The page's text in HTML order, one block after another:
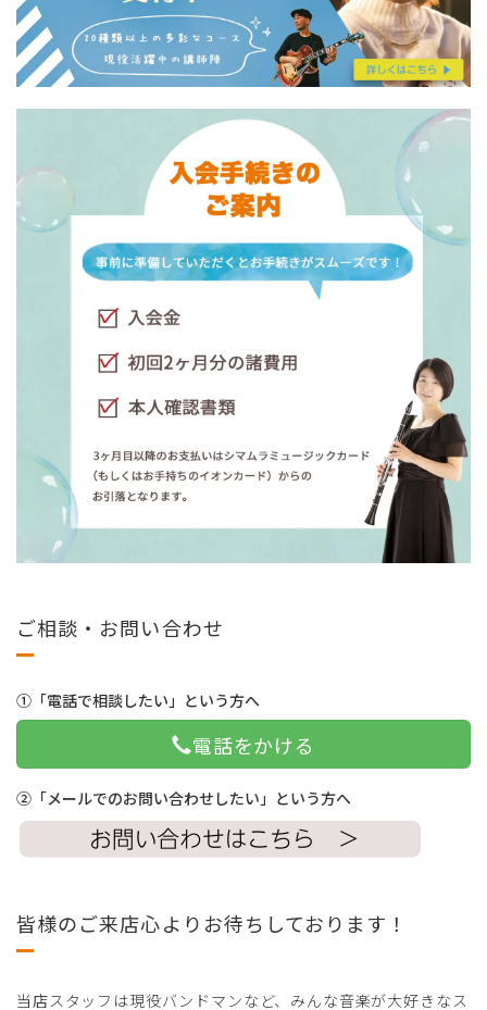
ご相談・お問い合わせ
①「電話で相談したい」という方へ
電話をかける
②「メールでのお問い合わせしたい」という方へ
皆様のご来店心よりお待ちしております！
当店スタッフは現役バンドマンなど、みんな音楽が大好きなス